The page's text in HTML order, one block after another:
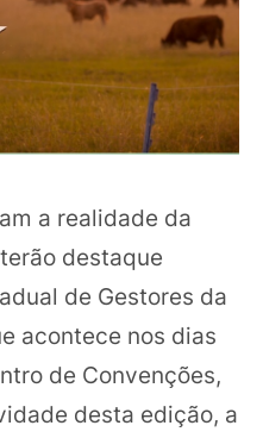
a realidade da
destaque
de Gestores da
acontece nos dias
de Convenções,
desta edição, a